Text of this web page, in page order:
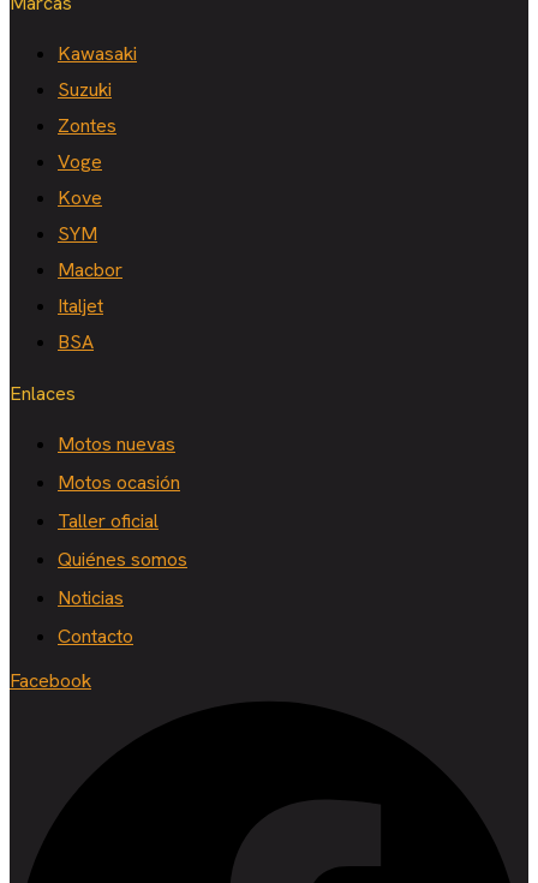
Kawasaki
Suzuki
Zontes
Voge
Kove
SYM
Macbor
Italjet
BSA
Enlaces
Motos nuevas
Motos ocasión
Taller oficial
Quiénes somos
Noticias
Contacto
Facebook